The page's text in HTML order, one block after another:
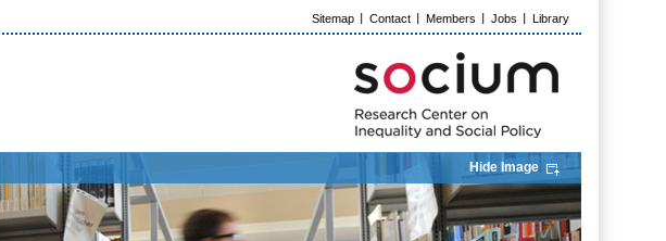
Sitemap Contact Members Jobs Library
Hide Image